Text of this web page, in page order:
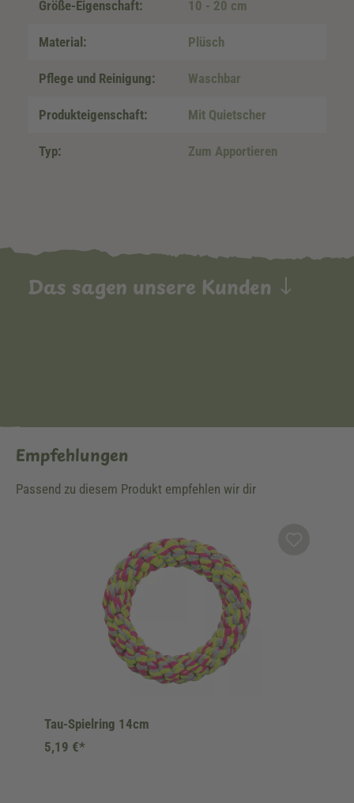
Größe-Eigenschaft: 10 - 20 cm
Material: Plüsch
Pflege und Reinigung: Waschbar
Produkteigenschaft: Mit Quietscher
Typ: Zum Apportieren
Das sagen unsere Kunden
Empfehlungen
Passend zu diesem Produkt empfehlen wir dir
Tau-Spielring 14cm
5,19 €*